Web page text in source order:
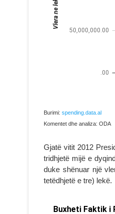
Burimi: spending.data.al
Komentet dhe analiza: ODA
Gjatë vitit 2012
tridhjetë mijë e
duke shënuar një
tetëdhjetë e tre) lekë.